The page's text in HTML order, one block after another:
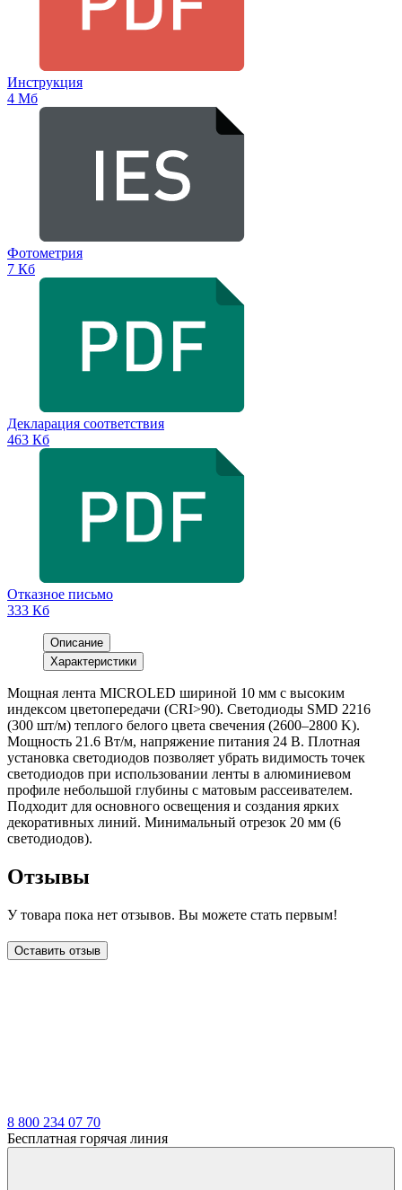
Инструкция
4 Мб
Фотометрия
7 Кб
Декларация соответствия
463 Кб
Отказное письмо
333 Кб
Описание
Характеристики
Мощная лента MICROLED шириной 10 мм с высоким
индексом цветопередачи (CRI>90). Светодиоды SMD 2216
(300 шт/м) теплого белого цвета свечения (2600–2800 K).
Мощность 21.6 Вт/м, напряжение питания 24 В. Плотная
установка светодиодов позволяет убрать видимость точек
светодиодов при использовании ленты в алюминиевом
профиле небольшой глубины с матовым рассеивателем.
Подходит для основного освещения и создания ярких
декоративных линий. Минимальный отрезок 20 мм (6
светодиодов).
Отзывы
У товара пока нет отзывов. Вы можете стать первым!
Оставить отзыв
8 800 234 07 70
Бесплатная горячая линия